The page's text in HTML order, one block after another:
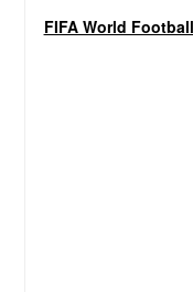
FIFA World